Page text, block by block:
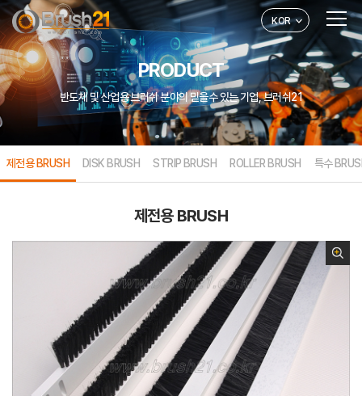
KOR
PRODUCT
반도체 및 산업용 브러쉬 분야의 믿을수 있는 기업, 브러쉬21
제전용 BRUSH DISK BRUSH STRIP BRUSH ROLLER BRUSH 특수
제전용 BRUSH